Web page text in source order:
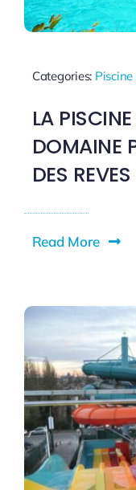
Categories:
LA
DOMAINE
DES
Read More